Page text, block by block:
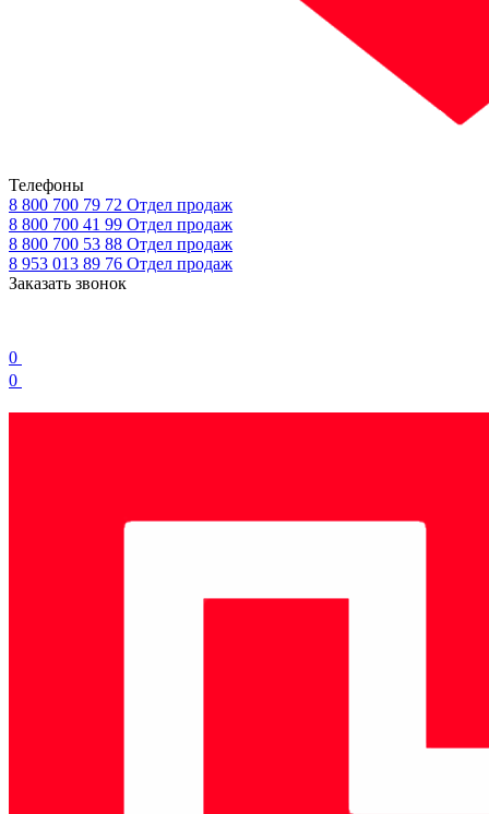
Телефоны
8 800 700 79 72 Отдел продаж
8 800 700 41 99 Отдел продаж
8 800 700 53 88 Отдел продаж
8 953 013 89 76 Отдел продаж
Заказать звонок
0
0